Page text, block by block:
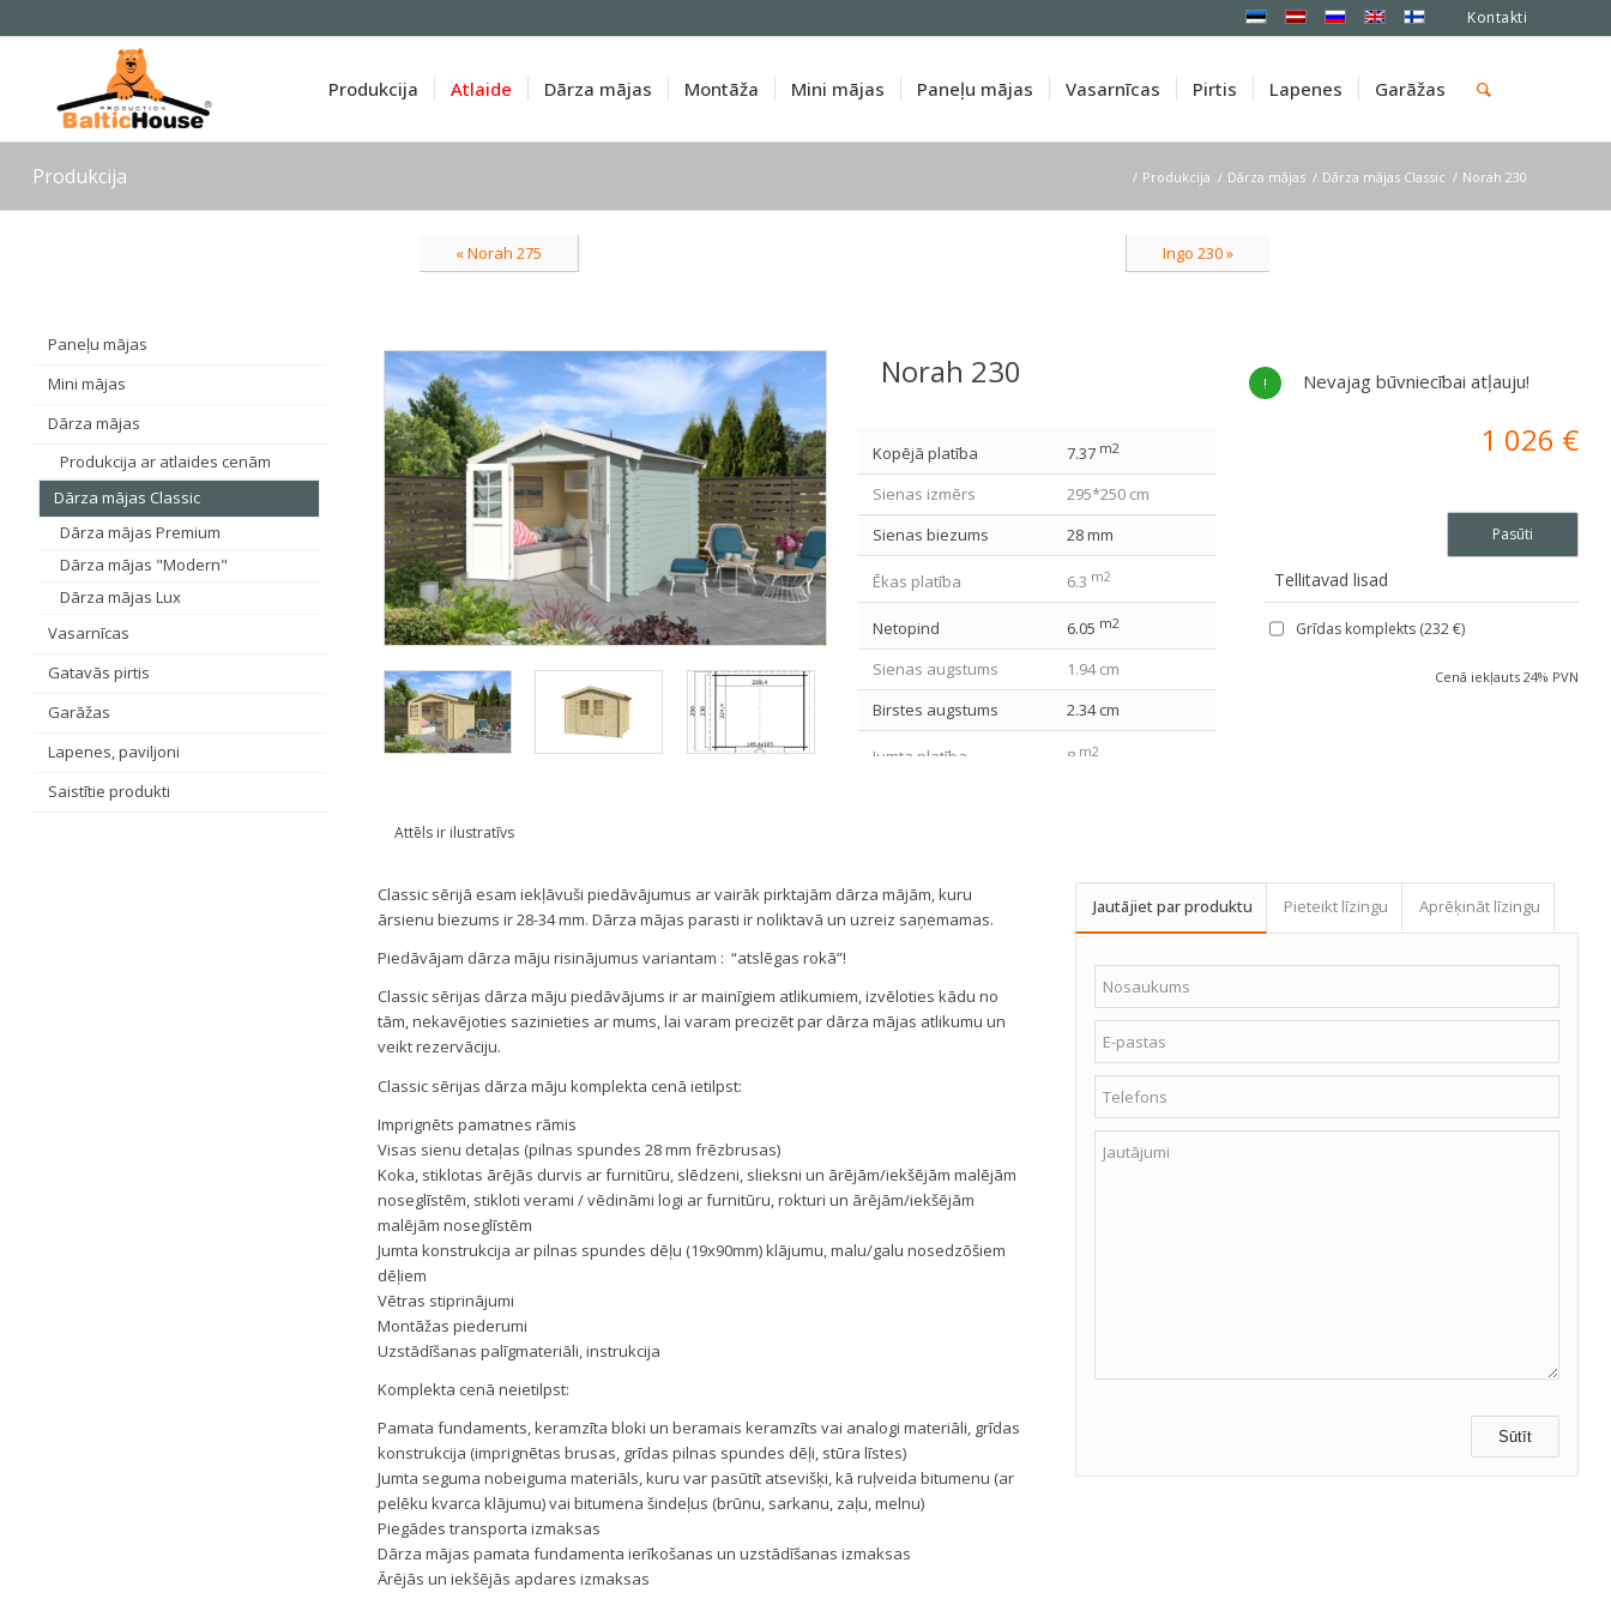
Kontakti
Produkcija Atlaide Dārza mājas Montāža Mini mājas Paneļu mājas Vasarnīcas Pirtis Lapenes Garāžas
Produkcija / Produkcija / Dārza mājas / Dārza mājas Classic / Norah 230
« Norah 275 Ingo 230 »
Attēls ir ilustratīvs
Norah 230 Nevajag būvniecībai atļauju!
Kopējā platība 7.37 m2
Sienas izmērs
295*250 cm
Sienas biezums
28 mm
Ēkas platība 6.3 m2
Netopind 6.05 m2
Sienas augstums
1.94 cm
Birstes augstums
2.34 cm
Jumta platība 8 m2
4 pakete
Iepakojuma izmēri
330*118*43 cm
329 kg
1 026 €
Pasūti
Tellitavad lisad
Grīdas komplekts (232€)
Cenā iekļauts 24% PVN
Classic sērijā esam iekļāvuši piedāvājumus ar vairāk pirktajām dārza mājām, kuru
ārsienu biezums ir 28-34 mm. Dārza mājas parasti ir noliktavā un uzreiz saņemamas.
Piedāvājam dārza māju risinājumus variantam : “atslēgas rokā”!
Classic sērijas dārza māju piedāvājums ir ar mainīgiem atlikumiem, izvēloties kādu no
tām, nekavējoties sazinieties ar mums, lai varam precizēt par dārza mājas atlikumu un
veikt rezervāciju.
Classic sērijas dārza māju komplekta cenā ietilpst:
Imprignēts pamatnes rāmis
Visas sienu detaļas (pilnas spundes 28 mm frēzbrusas)
Koka, stiklotas ārējās durvis ar furnitūru, slēdzeni, slieksni un ārējām/iekšējām malējām
noseglīstēm, stikloti verami / vēdināmi logi ar furnitūru, rokturi un ārējām/iekšējām
malējām noseglīstēm
Jumta konstrukcija ar pilnas spundes dēļu (19x90mm) klājumu, malu/galu nosedzōšiem
dēļiem
Vētras stiprinājumi
Montāžas piederumi
Uzstādīšanas palīgmateriāli, instrukcija
Komplekta cenā neietilpst:
Pamata fundaments, keramzīta bloki un beramais keramzīts vai analogi materiāli, grīdas
konstrukcija (imprignētas brusas, grīdas pilnas spundes dēļi, stūra līstes)
Jumta seguma nobeiguma materiāls, kuru var pasūtīt atsevišķi, kā ruļveida bitumenu (ar
pelēku kvarca klājumu) vai bitumena šindeļus (brūnu, sarkanu, zaļu, melnu)
Piegādes transporta izmaksas
Dārza mājas pamata fundamenta ierīkošanas un uzstādīšanas izmaksas
Ārējās un iekšējās apdares izmaksas
Jautājiet par produktu Pieteikt līzingu Aprēķināt līzingu
Paneļu mājas
Mini mājas
Dārza mājas
Produkcija ar atlaides cenām
Dārza mājas Classic
Dārza mājas Premium
Dārza mājas "Modern"
Dārza mājas Lux
Vasarnīcas
Gatavās pirtis
Garāžas
Lapenes, paviljoni
Saistītie produkti